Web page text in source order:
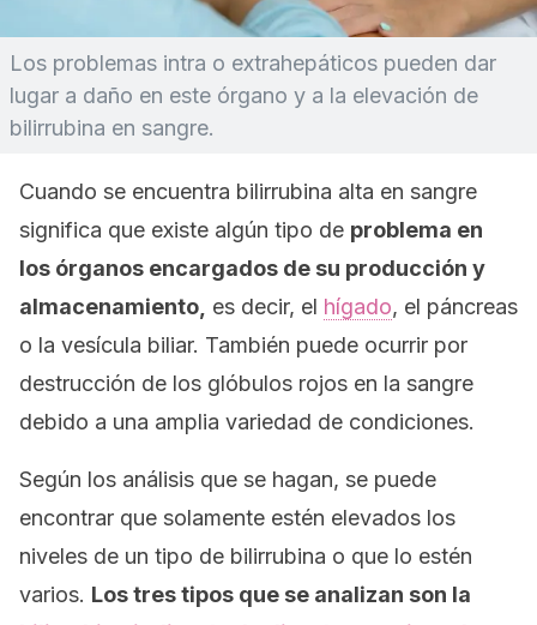
Los problemas intra o extrahepáticos pueden dar
lugar a daño en este órgano y a la elevación de
bilirrubina en sangre.
Cuando se encuentra bilirrubina alta en sangre
significa que existe algún tipo de problema en
los órganos encargados de su producción y
almacenamiento, es decir, el hígado, el páncreas
o la vesícula biliar. También puede ocurrir por
destrucción de los glóbulos rojos en la sangre
debido a una amplia variedad de condiciones.
Según los análisis que se hagan, se puede
encontrar que solamente estén elevados los
niveles de un tipo de bilirrubina o que lo estén
varios. Los tres tipos que se analizan son la